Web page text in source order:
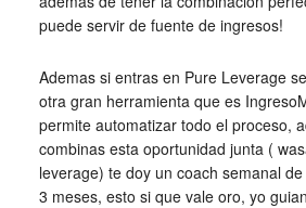
puede servir de fuente de ingresos!
Ademas si entras en Pure Leverage
otra gran herramienta que es
permite automatizar todo el proceso,
combinas esta oportunidad junta (
leverage) te doy un coach semanal
3 meses, esto si que vale oro, yo